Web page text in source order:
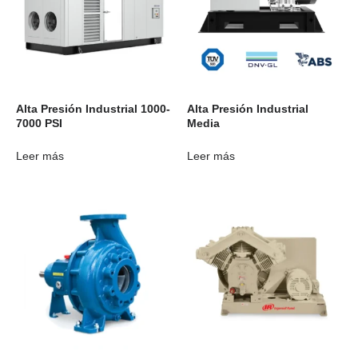
Alta Presión Industrial 1000-
7000 PSI
Leer más
Alta Presión Industrial
Media
Leer más